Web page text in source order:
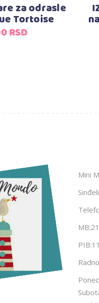
za odrasle
Tortoise
RSD
Mini